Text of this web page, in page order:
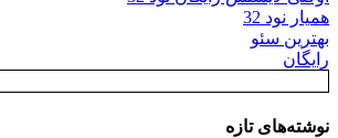
همیار نود 32
بهترین سئو
رایگان
نوشته‌های تازه